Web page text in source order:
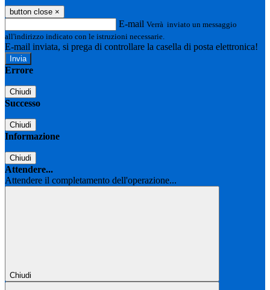
button close ×
E-mail Verrà inviato un messaggio
all'indirizzo indicato con le istruzioni necessarie.
E-mail inviata, si prega di controllare la casella di posta elettronica!
Errore
Chiudi
Successo
Chiudi
Informazione
Chiudi
Attendere...
Attendere il completamento dell'operazione...
Chiudi